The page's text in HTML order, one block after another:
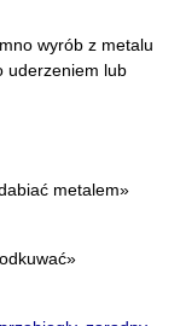
wyrób z metalu
uderzeniem lub
metalem»